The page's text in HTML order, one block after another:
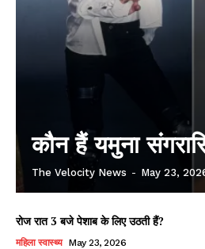
कौन हैं यमुना
The Velocity News - May 23,
रोज रात 3 बजे पेशाब के लिए उठती हैं?
महिला स्वास्थ्य May 23, 2026